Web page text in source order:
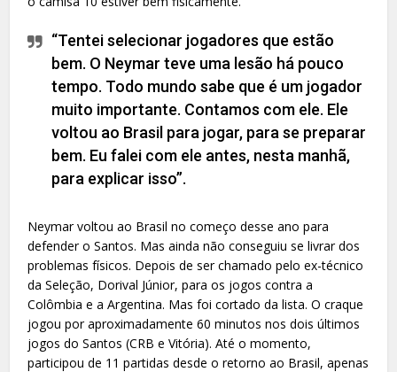
“Tentei selecionar jogadores que estão
bem. O Neymar teve uma lesão há pouco
tempo. Todo mundo sabe que é um jogador
muito importante. Contamos com ele. Ele
voltou ao Brasil para jogar, para se preparar
bem. Eu falei com ele antes, nesta manhã,
para explicar isso”.
Neymar voltou ao Brasil no começo desse ano para
defender o Santos. Mas ainda não conseguiu se livrar dos
problemas físicos. Depois de ser chamado pelo ex-técnico
da Seleção, Dorival Júnior, para os jogos contra a
Colômbia e a Argentina. Mas foi cortado da lista. O craque
jogou por aproximadamente 60 minutos nos dois últimos
jogos do Santos (CRB e Vitória). Até o momento,
participou de 11 partidas desde o retorno ao Brasil, apenas